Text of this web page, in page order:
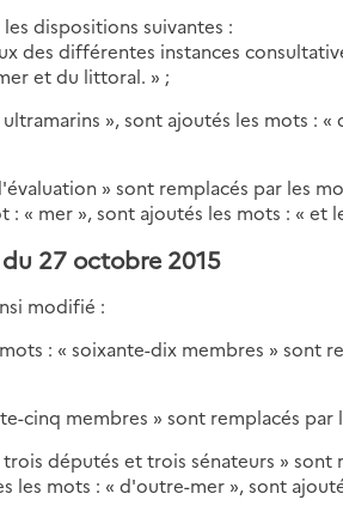
dispositions suivantes :
des différentes instances
et du littoral. » ;
», sont ajoutés les mots :
» sont remplacés par les
: « mer », sont ajoutés les mots : « et
27 octobre 2015
modifié :
: « soixante-dix membres » sont
cinq membres » sont remplacés par
trois députés et trois sénateurs »
les mots : « d'outre-mer », sont